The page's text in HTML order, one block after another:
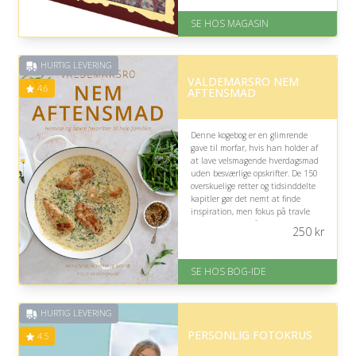
af 5
SE HOS MAGASIN
HURTIG LEVERING
4.6 VALDEMARSRO NEM
AFTENSMAD
Denne kogebog er en glimrende
gave til morfar, hvis han holder af
at lave velsmagende hverdagsmad
uden besværlige opskrifter. De 150
overskuelige retter og tidsinddelte
kapitler gør det nemt at finde
inspiration, men fokus på travle
familier passer måske ikke helt til
På lager
Levering: 1-3 hverdage -
Gratis fragt
på 4.6 ud af 5
250kr
SE HOS BOG-IDE
HURTIG LEVERING
4.5 PERSONLIG FOTOKRUS